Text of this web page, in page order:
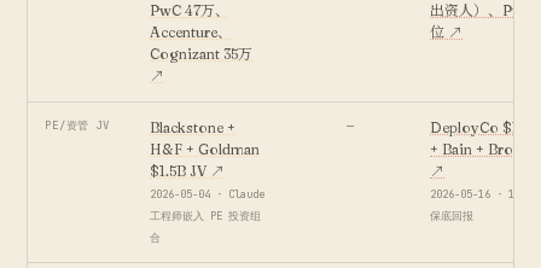
PwC 47万、
Accenture、
Cognizant 35万
↗
出资人）、PwC
位 ↗
PE/资管 JV
Blackstone +
H&F + Goldman
$1.5B JV ↗
2026-05-04 · Claude
工程师嵌入 PE 投资组
合
—
DeployCo $10B
+ Bain +
↗
2026-05-16 ·
保底回报